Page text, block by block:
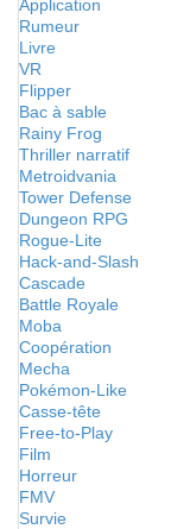
Application
Rumeur
Livre
VR
Flipper
Bac à sable
Rainy Frog
Thriller narratif
Metroidvania
Tower Defense
Dungeon RPG
Rogue-Lite
Hack-and-Slash
Cascade
Battle Royale
Moba
Coopération
Mecha
Pokémon-Like
Casse-tête
Free-to-Play
Film
Horreur
FMV
Survie